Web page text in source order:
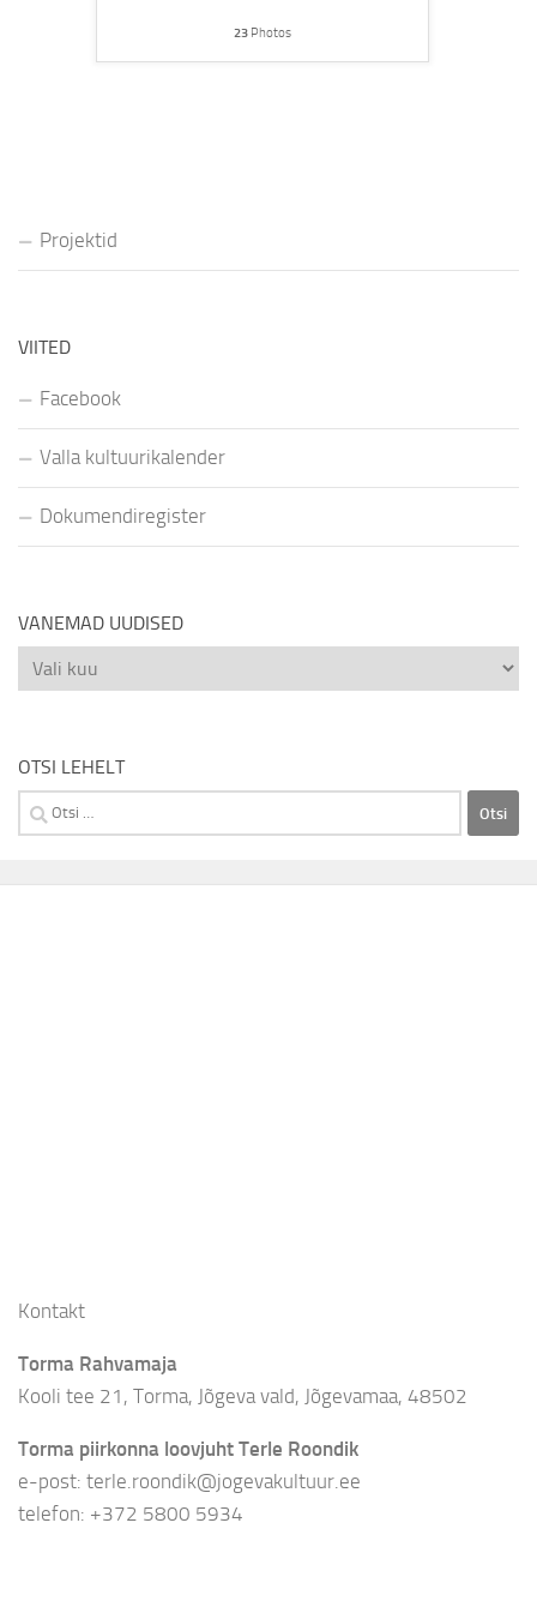
23 Photos
Projektid
VIITED
Facebook
Valla kultuurikalender
Dokumendiregister
VANEMAD UUDISED
Vanemad
uudised
OTSI LEHELT
Otsi:
Kontakt
Torma Rahvamaja
Kooli tee 21, Torma, Jõgeva vald, Jõgevamaa, 48502
Torma piirkonna loovjuht Terle Roondik
e-post: terle.roondik@jogevakultuur.ee
telefon: +372 5800 5934